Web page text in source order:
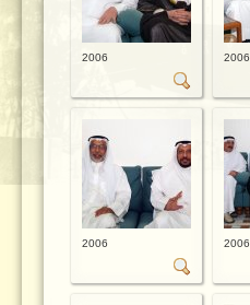
2006 2006
2006 2006